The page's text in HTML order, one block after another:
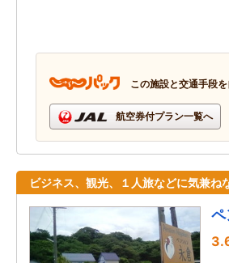
この施設と交通手段
航空券付プラン一覧へ
ビジネス、観光、１人旅などに気兼ね